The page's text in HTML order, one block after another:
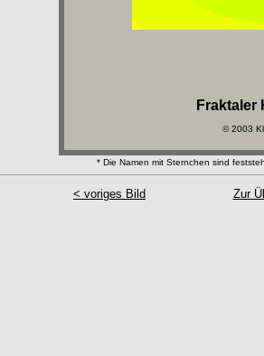
Fraktaler
© 2003
* Die Namen mit Sternchen sind
< voriges Bild Zur